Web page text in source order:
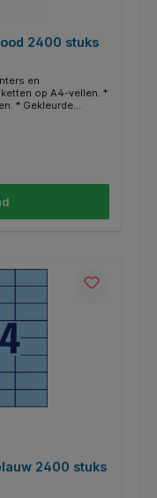
2400 stuks
en
op A4-vellen. *
* Gekleurde
te
2400 stuks